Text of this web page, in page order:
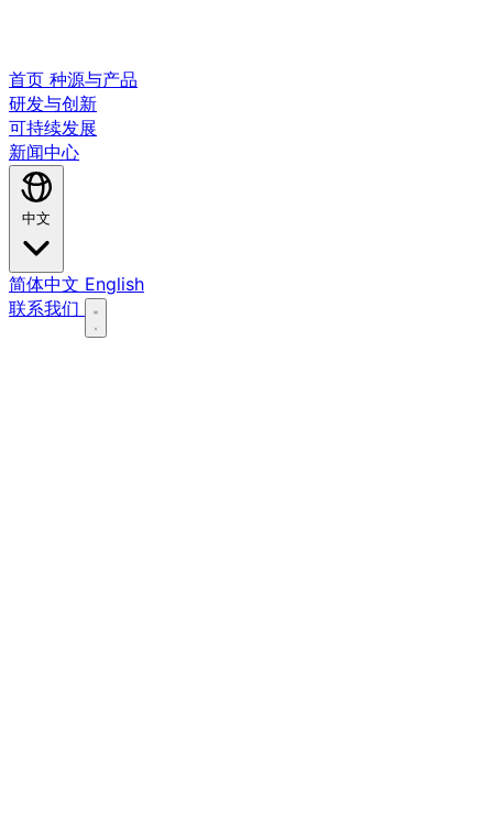
首页 种源与产品
研发与创新
可持续发展
新闻中心
中文
简体中文 English
联系我们